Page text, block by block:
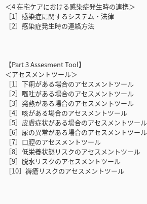
＜4 在宅ケアにおける感染症発生時の連携＞
［1］感染症に関するシステム・法律
［2］感染症発生時の連絡方法
【Part 3 Assesment Tool】
＜アセスメントツール＞
［1］下痢がある場合のアセスメントツール
［2］嘔吐がある場合のアセスメントツール
［3］発熱がある場合のアセスメン卜ツール
［4］咳がある場合のアセスメントツール
［5］皮膚症状がある場合のアセスメントツール
［6］尿の異常がある場合のアセスメントツール
［7］口腔のアセスメントツール
［8］低栄養状態リスクのアセスメントツール
［9］脱水リスクのアセスメントツール
［10］褥瘡リスクのアセスメントツール